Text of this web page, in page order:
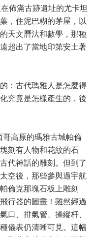
佈滿古跡遺址的尤卡坦
，住泥巴糊的茅屋，以
天文曆法和數學，那種
超出了當地印第安土著
古代瑪雅人是怎麼得
究竟是怎樣產生的，後
高原的瑪雅古城帕倫
刻有人物和花紋的石
代神話的雕刻。但到了
空後，那些參與過宇航
倫克那塊石板上雕刻
行器的圖畫！雖然經過
口、排氣管、操縱杆、
儀表仍清晰可見。這幅